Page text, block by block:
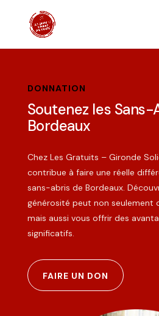
DONNATION
Soutenez les Sans-
Bordeaux
Chez Les Gratuits – Gironde
contribue à faire une réelle
sans-abris de Bordeaux.
générosité peut non seulement
mais aussi vous offrir des
significatifs.
FAIRE UN DON